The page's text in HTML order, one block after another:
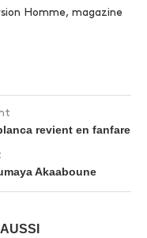
Homme, magazine
revient en fanfare
Akaaboune